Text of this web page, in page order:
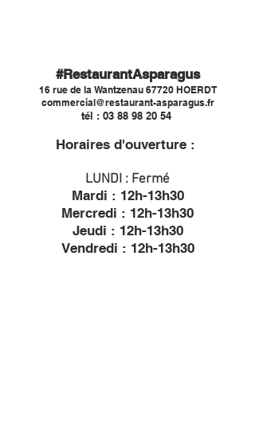
#RestaurantAsparagus
16 rue de la Wantzenau 67720 HOERDT
commercial@restaurant-asparagus.fr
tél : 03 88 98 20 54
Horaires d'ouverture :
LUNDI : Fermé
Mardi : 12h-13h30
Mercredi : 12h-13h30
Jeudi : 12h-13h30
Vendredi : 12h-13h30